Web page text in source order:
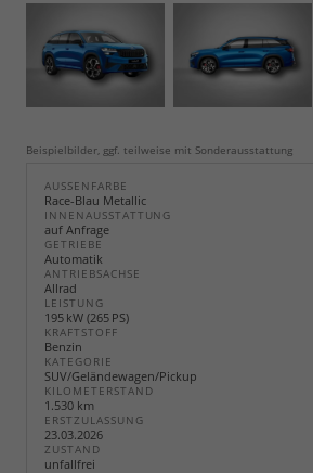
Beispielbilder, ggf. teilweise mit Sonderausstattung
AUSSENFARBE
Race-Blau Metallic
INNENAUSSTATTUNG
auf Anfrage
GETRIEBE
Automatik
ANTRIEBSACHSE
Allrad
LEISTUNG
195 kW (265 PS)
KRAFTSTOFF
Benzin
KATEGORIE
SUV/Geländewagen/Pickup
KILOMETERSTAND
1.530 km
ERSTZULASSUNG
23.03.2026
ZUSTAND
unfallfrei